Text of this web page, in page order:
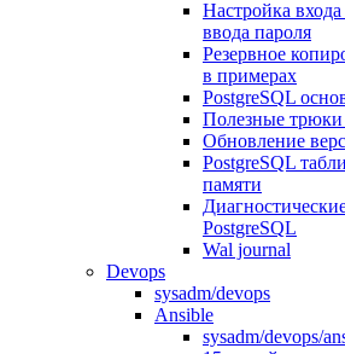
Настройка
ввода пароля
Резервное
в примерах
PostgreSQL
Полезные трюки
Обновление
PostgreSQL
памяти
PostgreSQL
Wal journal
Devops
sysadm/devops
Ansible
sysadm/devops/